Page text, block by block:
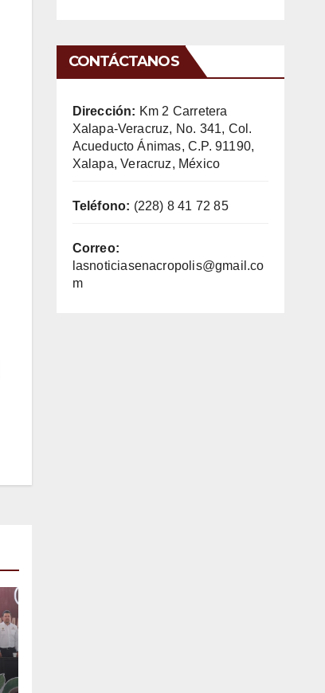
CONTÁCTANOS
Dirección: Km 2 Carretera
Xalapa-Veracruz, No. 341, Col.
Acueducto Ánimas, C.P. 91190,
Xalapa, Veracruz, México
Teléfono: (228) 8 41 72 85
Correo:
lasnoticiasenacropolis@gmail.co
m